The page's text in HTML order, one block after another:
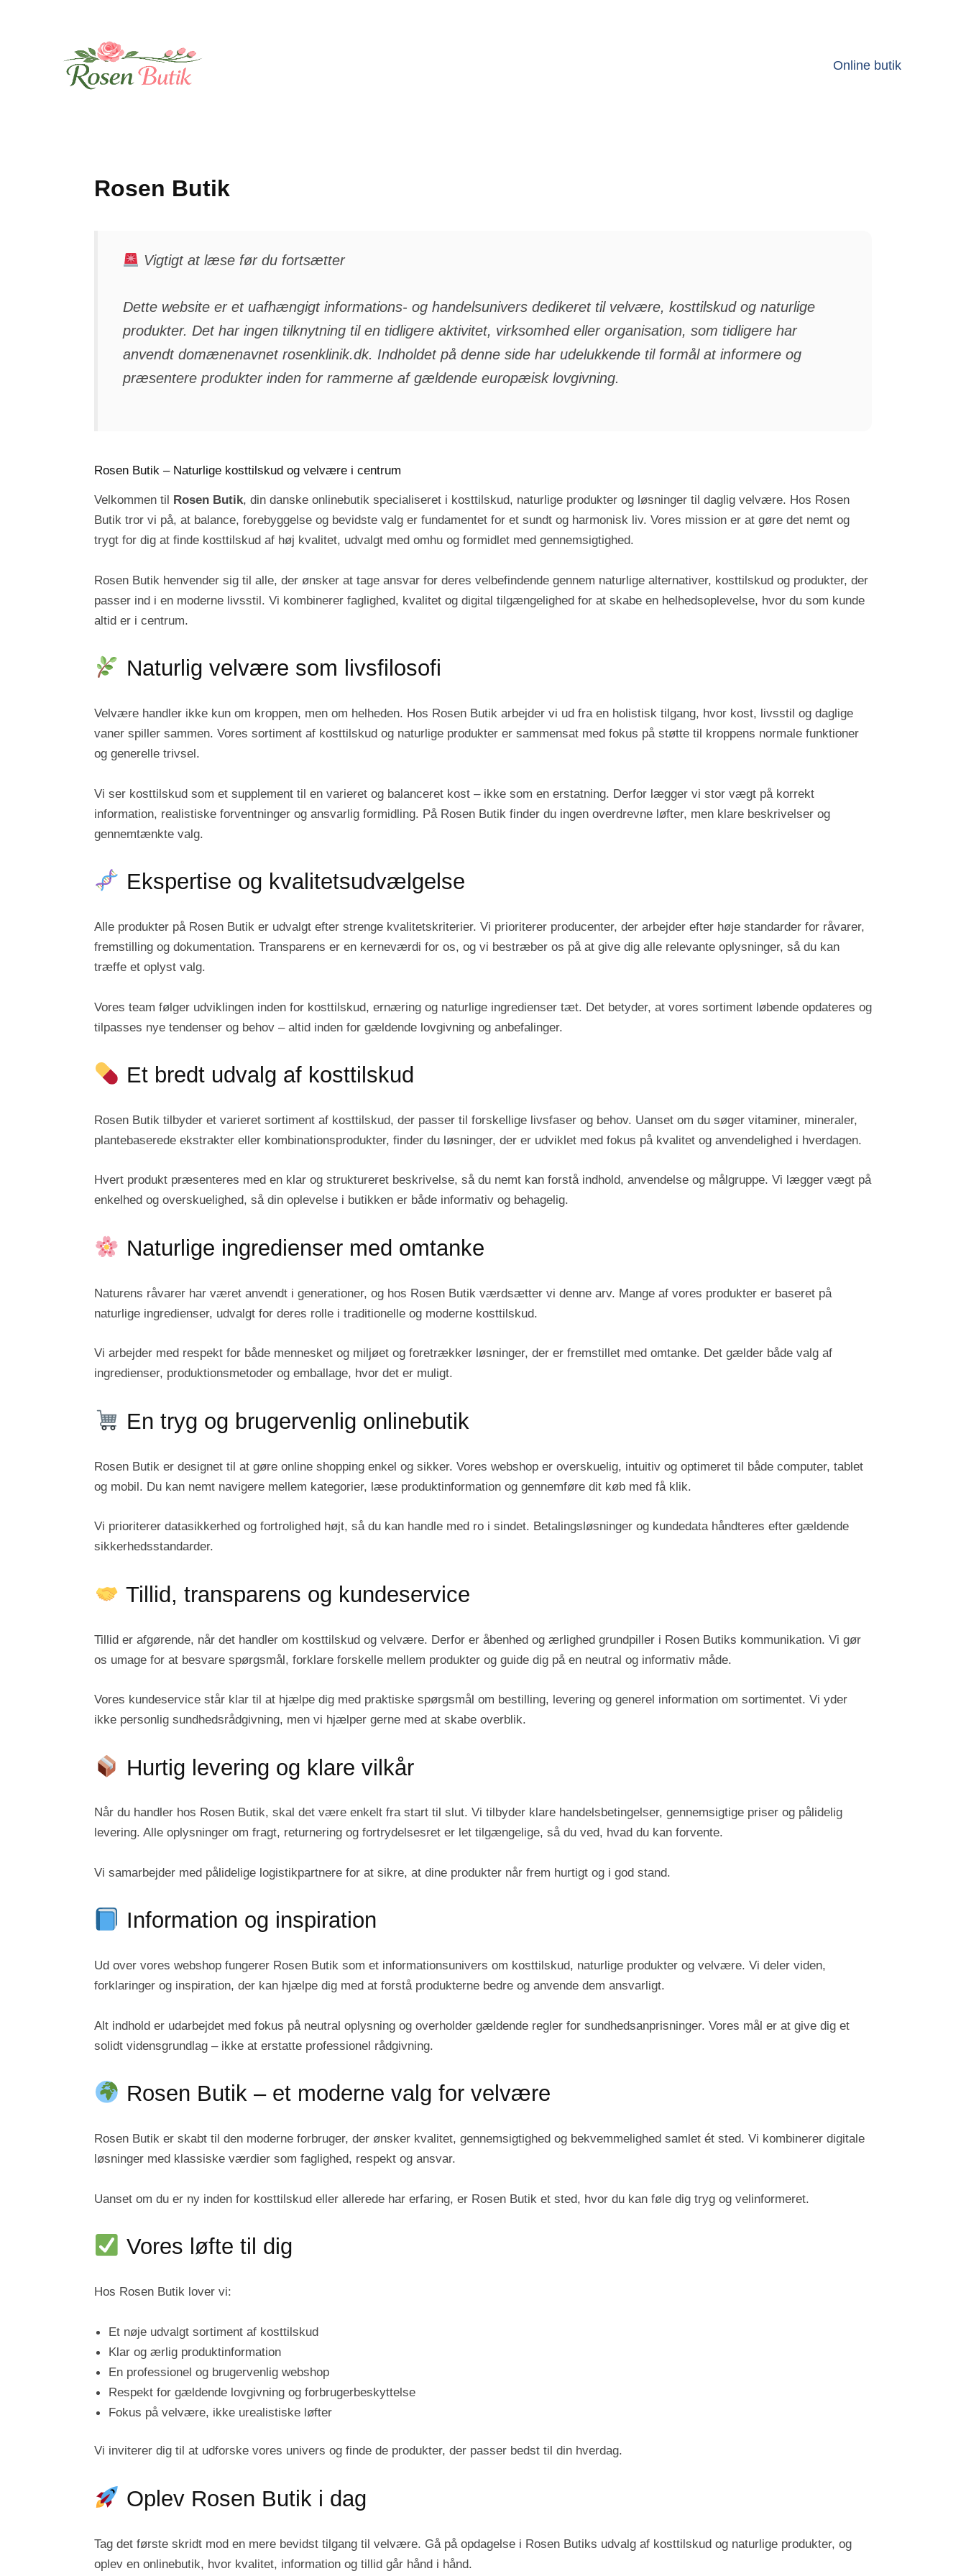
Online butik
Rosen Butik
Vigtigt at læse før du fortsætter
Dette website er et uafhængigt informations- og handelsunivers dedikeret til velvære, kosttilskud og naturlige
produkter. Det har ingen tilknytning til en tidligere aktivitet, virksomhed eller organisation, som tidligere har
anvendt domænenavnet rosenklinik.dk. Indholdet på denne side har udelukkende til formål at informere og
præsentere produkter inden for rammerne af gældende europæisk lovgivning.
Rosen Butik – Naturlige kosttilskud og velvære i centrum
Velkommen til Rosen Butik, din danske onlinebutik specialiseret i kosttilskud, naturlige produkter og løsninger til daglig velvære. Hos Rosen
Butik tror vi på, at balance, forebyggelse og bevidste valg er fundamentet for et sundt og harmonisk liv. Vores mission er at gøre det nemt og
trygt for dig at finde kosttilskud af høj kvalitet, udvalgt med omhu og formidlet med gennemsigtighed.
Rosen Butik henvender sig til alle, der ønsker at tage ansvar for deres velbefindende gennem naturlige alternativer, kosttilskud og produkter, der
passer ind i en moderne livsstil. Vi kombinerer faglighed, kvalitet og digital tilgængelighed for at skabe en helhedsoplevelse, hvor du som kunde
altid er i centrum.
Naturlig velvære som livsfilosofi
Velvære handler ikke kun om kroppen, men om helheden. Hos Rosen Butik arbejder vi ud fra en holistisk tilgang, hvor kost, livsstil og daglige
vaner spiller sammen. Vores sortiment af kosttilskud og naturlige produkter er sammensat med fokus på støtte til kroppens normale funktioner
og generelle trivsel.
Vi ser kosttilskud som et supplement til en varieret og balanceret kost – ikke som en erstatning. Derfor lægger vi stor vægt på korrekt
information, realistiske forventninger og ansvarlig formidling. På Rosen Butik finder du ingen overdrevne løfter, men klare beskrivelser og
gennemtænkte valg.
Ekspertise og kvalitetsudvælgelse
Alle produkter på Rosen Butik er udvalgt efter strenge kvalitetskriterier. Vi prioriterer producenter, der arbejder efter høje standarder for råvarer,
fremstilling og dokumentation. Transparens er en kerneværdi for os, og vi bestræber os på at give dig alle relevante oplysninger, så du kan
træffe et oplyst valg.
Vores team følger udviklingen inden for kosttilskud, ernæring og naturlige ingredienser tæt. Det betyder, at vores sortiment løbende opdateres og
tilpasses nye tendenser og behov – altid inden for gældende lovgivning og anbefalinger.
Et bredt udvalg af kosttilskud
Rosen Butik tilbyder et varieret sortiment af kosttilskud, der passer til forskellige livsfaser og behov. Uanset om du søger vitaminer, mineraler,
plantebaserede ekstrakter eller kombinationsprodukter, finder du løsninger, der er udviklet med fokus på kvalitet og anvendelighed i hverdagen.
Hvert produkt præsenteres med en klar og struktureret beskrivelse, så du nemt kan forstå indhold, anvendelse og målgruppe. Vi lægger vægt på
enkelhed og overskuelighed, så din oplevelse i butikken er både informativ og behagelig.
Naturlige ingredienser med omtanke
Naturens råvarer har været anvendt i generationer, og hos Rosen Butik værdsætter vi denne arv. Mange af vores produkter er baseret på
naturlige ingredienser, udvalgt for deres rolle i traditionelle og moderne kosttilskud.
Vi arbejder med respekt for både mennesket og miljøet og foretrækker løsninger, der er fremstillet med omtanke. Det gælder både valg af
ingredienser, produktionsmetoder og emballage, hvor det er muligt.
En tryg og brugervenlig onlinebutik
Rosen Butik er designet til at gøre online shopping enkel og sikker. Vores webshop er overskuelig, intuitiv og optimeret til både computer, tablet
og mobil. Du kan nemt navigere mellem kategorier, læse produktinformation og gennemføre dit køb med få klik.
Vi prioriterer datasikkerhed og fortrolighed højt, så du kan handle med ro i sindet. Betalingsløsninger og kundedata håndteres efter gældende
sikkerhedsstandarder.
Tillid, transparens og kundeservice
Tillid er afgørende, når det handler om kosttilskud og velvære. Derfor er åbenhed og ærlighed grundpiller i Rosen Butiks kommunikation. Vi gør
os umage for at besvare spørgsmål, forklare forskelle mellem produkter og guide dig på en neutral og informativ måde.
Vores kundeservice står klar til at hjælpe dig med praktiske spørgsmål om bestilling, levering og generel information om sortimentet. Vi yder
ikke personlig sundhedsrådgivning, men vi hjælper gerne med at skabe overblik.
Hurtig levering og klare vilkår
Når du handler hos Rosen Butik, skal det være enkelt fra start til slut. Vi tilbyder klare handelsbetingelser, gennemsigtige priser og pålidelig
levering. Alle oplysninger om fragt, returnering og fortrydelsesret er let tilgængelige, så du ved, hvad du kan forvente.
Vi samarbejder med pålidelige logistikpartnere for at sikre, at dine produkter når frem hurtigt og i god stand.
Information og inspiration
Ud over vores webshop fungerer Rosen Butik som et informationsunivers om kosttilskud, naturlige produkter og velvære. Vi deler viden,
forklaringer og inspiration, der kan hjælpe dig med at forstå produkterne bedre og anvende dem ansvarligt.
Alt indhold er udarbejdet med fokus på neutral oplysning og overholder gældende regler for sundhedsanprisninger. Vores mål er at give dig et
solidt vidensgrundlag – ikke at erstatte professionel rådgivning.
Rosen Butik – et moderne valg for velvære
Rosen Butik er skabt til den moderne forbruger, der ønsker kvalitet, gennemsigtighed og bekvemmelighed samlet ét sted. Vi kombinerer digitale
løsninger med klassiske værdier som faglighed, respekt og ansvar.
Uanset om du er ny inden for kosttilskud eller allerede har erfaring, er Rosen Butik et sted, hvor du kan føle dig tryg og velinformeret.
Vores løfte til dig
Hos Rosen Butik lover vi:
Et nøje udvalgt sortiment af kosttilskud
Klar og ærlig produktinformation
En professionel og brugervenlig webshop
Respekt for gældende lovgivning og forbrugerbeskyttelse
Fokus på velvære, ikke urealistiske løfter
Vi inviterer dig til at udforske vores univers og finde de produkter, der passer bedst til din hverdag.
Oplev Rosen Butik i dag
Tag det første skridt mod en mere bevidst tilgang til velvære. Gå på opdagelse i Rosen Butiks udvalg af kosttilskud og naturlige produkter, og
oplev en onlinebutik, hvor kvalitet, information og tillid går hånd i hånd.